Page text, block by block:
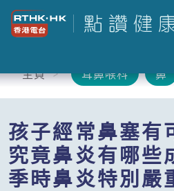
主頁 耳鼻喉科 鼻
孩子經常鼻塞有
究竟鼻炎有哪些
季時鼻炎特別嚴